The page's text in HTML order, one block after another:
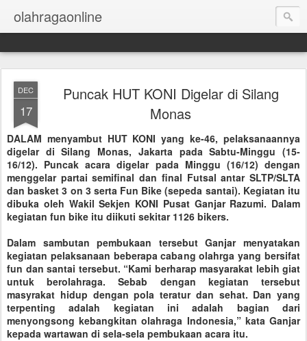
olahragaonline
DEC
17
Puncak HUT KONI Digelar di Silang
Monas
DALAM menyambut HUT KONI yang ke-46, pelaksanaannya
digelar di Silang Monas, Jakarta pada Sabtu-Minggu (15-
16/12). Puncak acara digelar pada Minggu (16/12) dengan
menggelar partai semifinal dan final Futsal antar SLTP/SLTA
dan basket 3 on 3 serta Fun Bike (sepeda santai). Kegiatan itu
dibuka oleh Wakil Sekjen KONI Pusat Ganjar Razumi. Dalam
kegiatan fun bike itu diikuti sekitar 1126 bikers.
Dalam sambutan pembukaan tersebut Ganjar menyatakan
kegiatan pelaksanaan beberapa cabang olahrga yang bersifat
fun dan santai tersebut. “Kami berharap masyarakat lebih giat
untuk berolahraga. Sebab dengan kegiatan tersebut
masyrakat hidup dengan pola teratur dan sehat. Dan yang
terpenting adalah kegiatan ini adalah bagian dari
menyongsong kebangkitan olahraga Indonesia,” kata Ganjar
kepada wartawan di sela-sela pembukaan acara itu.